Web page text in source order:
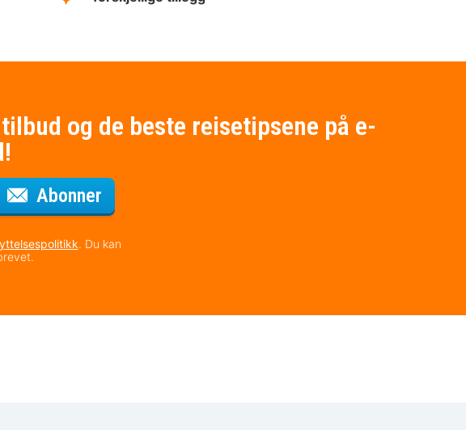
og de beste reisetipsene på e-
Abonner
. Du kan